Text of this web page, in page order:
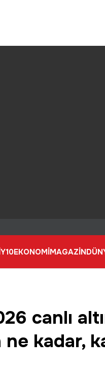
EKONOMİMAGAZİN
canlı
kadar,